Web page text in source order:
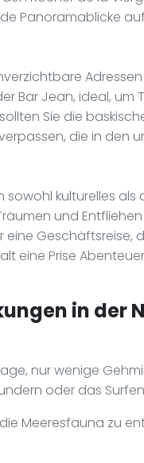
Panoramablicke
Bar Jean, ideal, um
Sie die
die in den
sowohl kulturelles
und
Geschäftsreise,
eine Prise
in der
nur wenige
oder das
Meeresfauna zu